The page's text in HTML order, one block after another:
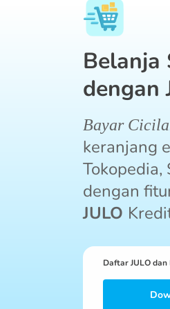
Belanja
dengan
Bayar
keranjang
Tokopedia,
dengan
JULO
Daftar JULO